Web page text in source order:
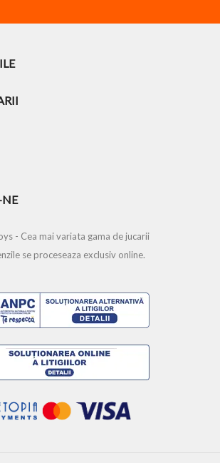
- Cea mai variata gama de jucarii
se proceseaza exclusiv online.